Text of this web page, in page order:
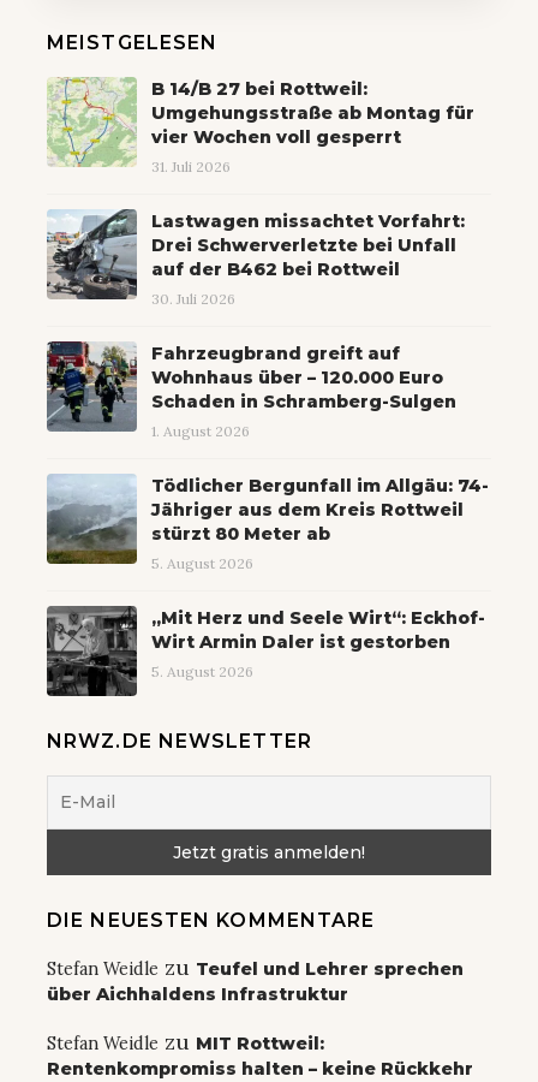
MEISTGELESEN
B 14/B 27 bei Rottweil:
Umgehungsstraße ab Montag für
vier Wochen voll gesperrt
31. Juli 2026
Lastwagen missachtet Vorfahrt:
Drei Schwerverletzte bei Unfall
auf der B462 bei Rottweil
30. Juli 2026
Fahrzeugbrand greift auf
Wohnhaus über – 120.000 Euro
Schaden in Schramberg-Sulgen
1. August 2026
Tödlicher Bergunfall im Allgäu: 74-
Jähriger aus dem Kreis Rottweil
stürzt 80 Meter ab
5. August 2026
„Mit Herz und Seele Wirt“: Eckhof-
Wirt Armin Daler ist gestorben
5. August 2026
NRWZ.DE NEWSLETTER
DIE NEUESTEN KOMMENTARE
Stefan Weidle zu Teufel und Lehrer sprechen
über Aichhaldens Infrastruktur
Stefan Weidle zu MIT Rottweil:
Rentenkompromiss halten – keine Rückkehr